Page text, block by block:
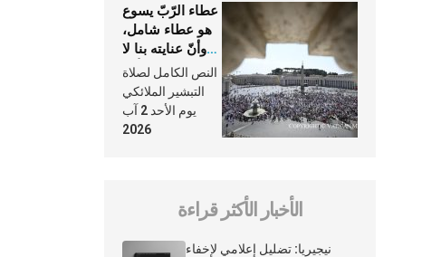
عطاء الرّبّ يسوع
هو عطاء شامل،
وأنّ عنايته بنا لا
تغيب عنّا أبدًا
النص الكامل لصلاة
التبشير الملائكي
يوم الأحد 2 آب
2026
الأخبار الأكثر قراءة
نيجيريا: تضليل إعلامي لإخفاء